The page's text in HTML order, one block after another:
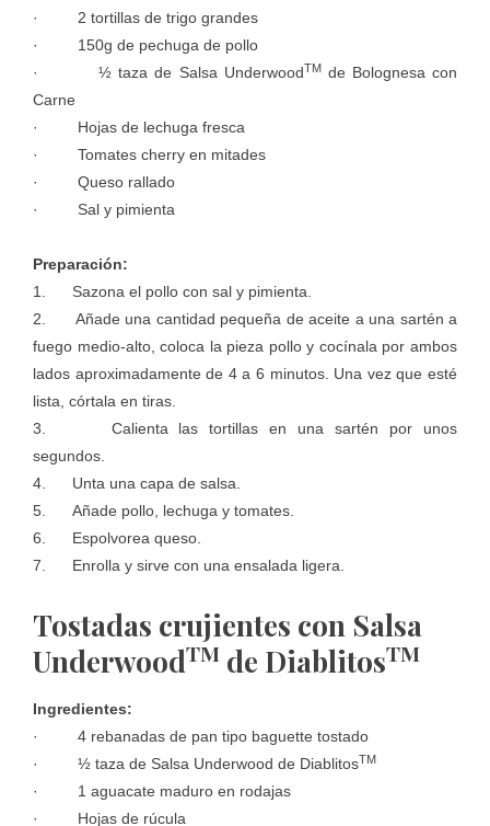
· 2 tortillas de trigo grandes
· 150g de pechuga de pollo
· ½ taza de Salsa UnderwoodTMde Bolognesa con
Carne
· Hojas de lechuga fresca
· Tomates cherry en mitades
· Queso rallado
· Sal y pimienta
Preparación:
1. Sazona el pollo con sal y pimienta.
2. Añade una cantidad pequeña de aceite a una sartén a
fuego medio-alto, coloca la pieza pollo y cocínala por ambos
lados aproximadamente de 4 a 6 minutos. Una vez que esté
lista, córtala en tiras.
3. Calienta las tortillas en una sartén por unos
segundos.
4. Unta una capa de salsa.
5. Añade pollo, lechuga y tomates.
6. Espolvorea queso.
7. Enrolla y sirve con una ensalada ligera.
Tostadas crujientes con Salsa
UnderwoodTM de DiablitosTM
Ingredientes:
· 4 rebanadas de pan tipo baguette tostado
· ½ taza de Salsa Underwood de DiablitosTM
· 1 aguacate maduro en rodajas
· Hojas de rúcula